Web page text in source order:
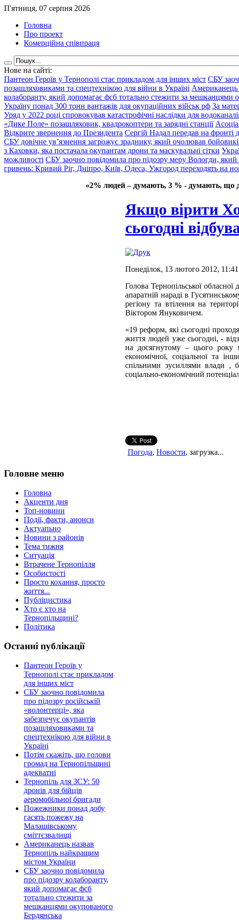
П'ятниця, 07 серпня 2026
Головна
Про проект
Комерційна співпраця
Нове на сайті:
Пантеон Героїв у Тернополі стає прикладом для інших міст СБУ
позашляховиками та спецтехнікою для війни в Україні Американець
колаборанту, який допомагає фсб тотально стежити за мешканцями
Україну понад 300 тонн вантажів для окупаційних військ рф За
Уряд у 2022 році спровокував катастрофічні наслідки для
«Дике Поле» позашляховик, квадрокоптери та зарядні станції
Відкрите звернення до Президента Сергій Надал передав на фронті
СБУ довічне ув’язнення загрожує зраднику, який очолював
з Каховки, яка постачала окупантам дрони та маскувальні сітки
можливості СБУ заочно повідомила про підозру меру Вологди, який
гривень: Кривий Ріг, Дніпро, Київ, Одеса, Ужгород переходять на
«2% людей – думають, 3 % - думають, що
Якщо вірити
сьогодні
Понеділок, 13 лютого 2012, 11:41
Голова Тернопільської
апаратній нараді в
регіону та втілення на
Віктором Януковичем.
«19 реформ, які сьогодні
життя людей уже сьогодні, -
на досягнутому – цього року
економічної, соціальної та
спільними зусиллями влади ,
соціально-економічний
Погода, Новости, загрузка...
Головне меню
Головна
Акценти дня
Топ-новини
Події, факти, анонси
Актуапьно
Новини з районів
Тема тижня
Ситуація
Втрачене Тернопілля
Особистості
Просто кохання, просто
життя...
Публіцистика
Хто є хто на
Тернопільщині?
Політика
Останні публікації
Пантеон Героїв у
Тернополі стає прикладом
для інших міст
СБУ заочно повідомила
про підозру російській
«волонтерці», яка
забезпечує окупантів
позашляховиками та
спецтехнікою для війни в
Україні
Потім скажіть, що голови
громад на Тернопільщині
адекватні
Тернопіль для ЗСУ: 50
дронів для бійців
аеромобільної бригади
Пожежники понад добу
гасять пожежу на
Малашівському
сміттєзвалищі
Американець назвав
Тернопіль найкращим
містом України
СБУ заочно повідомила
про підозру колаборанту,
який допомагає фсб
тотально стежити за
мешканцями окупованого
Бердянська